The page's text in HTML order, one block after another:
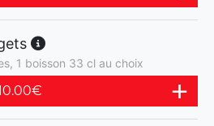
1 boisson 33 cl au choix
€